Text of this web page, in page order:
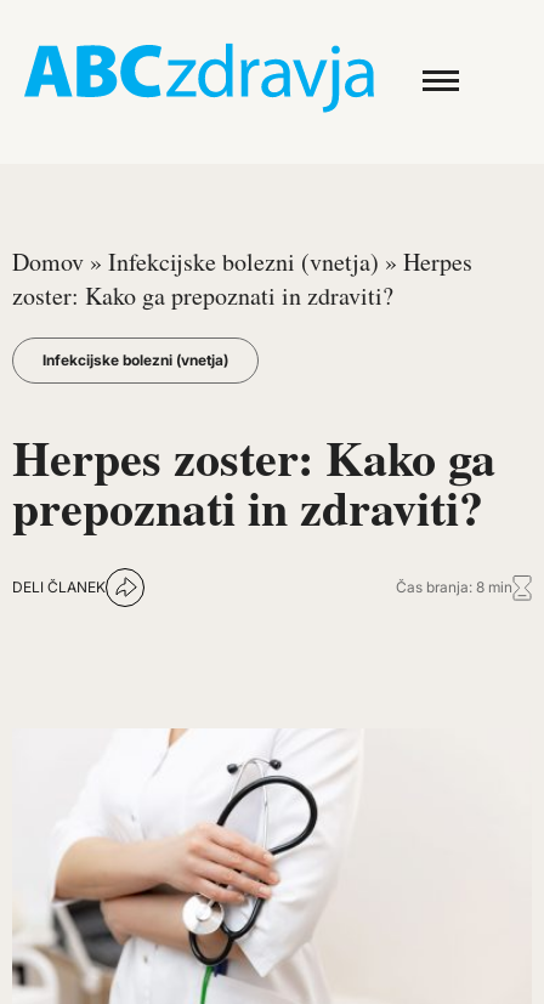
Domov » Infekcijske bolezni (vnetja) » Herpes
zoster: Kako ga prepoznati in zdraviti?
Infekcijske bolezni (vnetja)
Herpes zoster: Kako ga
prepoznati in zdraviti?
DELI ČLANEK Čas branja: 8 min